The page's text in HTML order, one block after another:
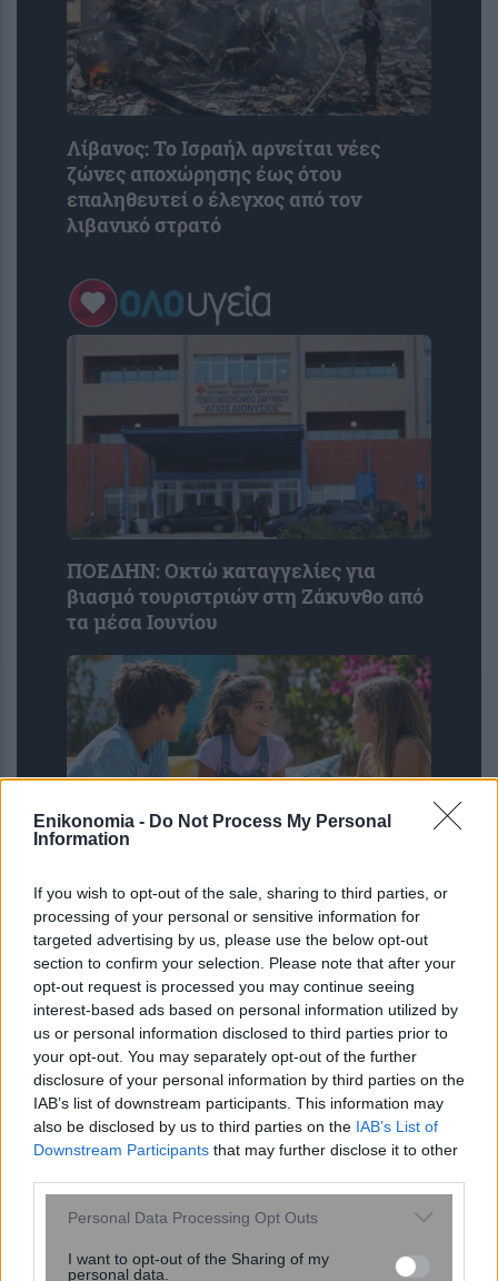
Enikonomia - Do Not Process My Personal
Information
If you wish to opt-out of the sale, sharing to third parties, or
processing of your personal or sensitive information for
targeted advertising by us, please use the below opt-out
section to confirm your selection. Please note that after your
opt-out request is processed you may continue seeing
interest-based ads based on personal information utilized by
us or personal information disclosed to third parties prior to
your opt-out. You may separately opt-out of the further
disclosure of your personal information by third parties on the
IAB’s list of downstream participants. This information may
also be disclosed by us to third parties on the IAB’s List of
Downstream Participants that may further disclose it to other
Please note that this website/app uses one or more Google
not limited to your visit or usage behaviour. You may click to
Personal Data Processing Opt Outs
I want to opt-out of the Sharing of my
personal data.
Λίβανος: Το Ισραήλ αρνείται νέες
ζώνες αποχώρησης έως ότου
επαληθευτεί ο έλεγχος από τον
λιβανικό στρατό
ΠΟΕΔΗΝ: Οκτώ καταγγελίες για
βιασμό τουριστριών στη Ζάκυνθο από
τα μέσα Ιουνίου
Η ομιλία των παιδιών μπορεί να
αποκαλύπτει τον μελλοντικό κίνδυνο
κατάθλιψης και άγχους – Τι έδειξε
μελέτη του Stanford με ...